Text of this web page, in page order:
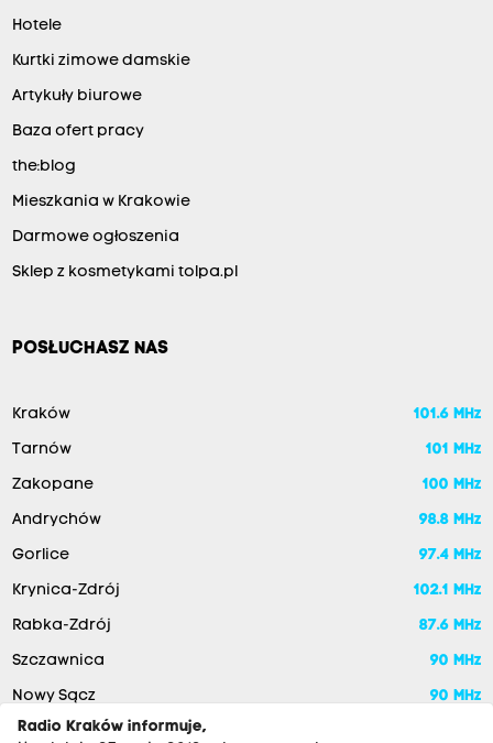
Hotele
Kurtki zimowe damskie
Artykuły biurowe
Baza ofert pracy
the:blog
Mieszkania w Krakowie
Darmowe ogłoszenia
Sklep z kosmetykami tolpa.pl
POSŁUCHASZ NAS
Kraków 101.6 MHz
Tarnów 101 MHz
Zakopane 100 MHz
Andrychów 98.8 MHz
Gorlice 97.4 MHz
Krynica-Zdrój 102.1 MHz
Rabka-Zdrój 87.6 MHz
Szczawnica 90 MHz
Nowy Sącz
90 MHz
Radio Kraków informuje,